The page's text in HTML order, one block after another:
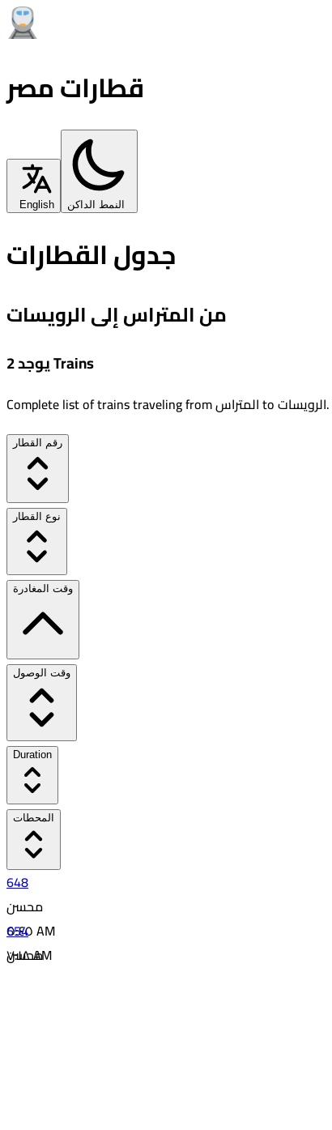
قطارات مصر
English النمط الداكن
جدول القطارات
من المتراس إلى الرويسات
يوجد 2 Trains
Complete list of trains traveling fromالمتراسtoالرويسات.
رقم القطار
نوع القطار
وقت المغادرة
وقت الوصول
Duration
المحطات
648
محسن
٥:٤٥ AM
٧:١٨ AM
654
محسن